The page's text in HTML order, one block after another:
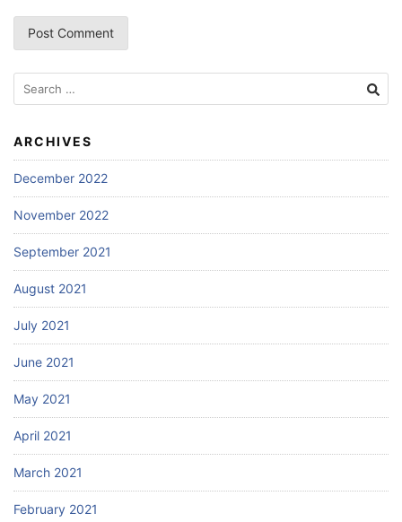
Search
for:
ARCHIVES
December 2022
November 2022
September 2021
August 2021
July 2021
June 2021
May 2021
April 2021
March 2021
February 2021